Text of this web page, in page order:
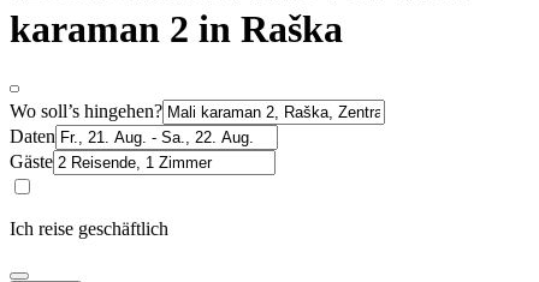
karaman 2 in Raška
Wo soll’s hingehen?
Daten
Gäste
Ich reise geschäftlich